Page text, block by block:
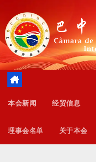
内
本会新闻 经贸信息
理事会名单 关于本会